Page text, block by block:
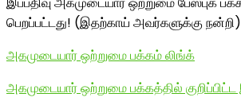
பெறப்பட்டது! (இதற்காய் அவர்களுக்கு
அகமுடையார் ஒற்றுமை பக்கம் லிங்க்
அகமுடையார் ஒற்றுமை பக்கத்தில் குறிப்பிட்ட